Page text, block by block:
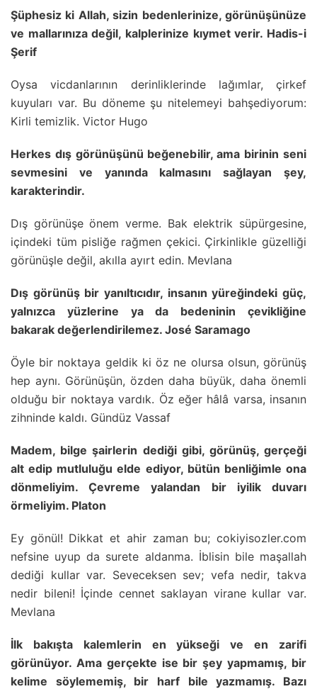
Şüphesiz ki Allah, sizin bedenlerinize, görünüşünüze
ve mallarınıza değil, kalplerinize kıymet verir. Hadis-i
Şerif
Oysa vicdanlarının derinliklerinde lağımlar, çirkef
kuyuları var. Bu döneme şu nitelemeyi bahşediyorum:
Kirli temizlik. Victor Hugo
Herkes dış görünüşünü beğenebilir, ama birinin seni
sevmesini ve yanında kalmasını sağlayan şey,
karakterindir.
Dış görünüşe önem verme. Bak elektrik süpürgesine,
içindeki tüm pisliğe rağmen çekici. Çirkinlikle güzelliği
görünüşle değil, akılla ayırt edin. Mevlana
Dış görünüş bir yanıltıcıdır, insanın yüreğindeki güç,
yalnızca yüzlerine ya da bedeninin çevikliğine
bakarak değerlendirilemez. José Saramago
Öyle bir noktaya geldik ki öz ne olursa olsun, görünüş
hep aynı. Görünüşün, özden daha büyük, daha önemli
olduğu bir noktaya vardık. Öz eğer hâlâ varsa, insanın
zihninde kaldı. Gündüz Vassaf
Madem, bilge şairlerin dediği gibi, görünüş, gerçeği
alt edip mutluluğu elde ediyor, bütün benliğimle ona
dönmeliyim. Çevreme yalandan bir iyilik duvarı
örmeliyim. Platon
Ey gönül! Dikkat et ahir zaman bu; cokiyisozler.com
nefsine uyup da surete aldanma. İblisin bile maşallah
dediği kullar var. Seveceksen sev; vefa nedir, takva
nedir bileni! İçinde cennet saklayan virane kullar var.
Mevlana
İlk bakışta kalemlerin en yükseği ve en zarifi
görünüyor. Ama gerçekte ise bir şey yapmamış, bir
kelime söylememiş, bir harf bile yazmamış. Bazı